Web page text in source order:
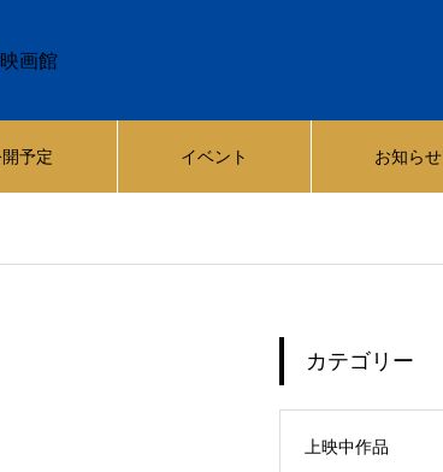
画館
予定 イベント お知らせ
カテゴリー
上映中作品